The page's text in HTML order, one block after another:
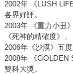
2002年 《LUSH
各界好評。
2003年 《重力小丑
《死神的精確度》、
2006年《沙漠》五度
2008年 《GOLDEN
雙科大獎。